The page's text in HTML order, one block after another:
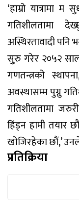
‘हाम्रो यात्रामा
गतिशीलतामा
अस्थिरतावादी
सुुरु गरेर २०५२
गणतन्त्रको
अवस्थासम्म पुग्नु
गतिशीलतामा
हिंड्न हामी तयार
खोजिरहेका छौं,’
प्रतिक्रिया